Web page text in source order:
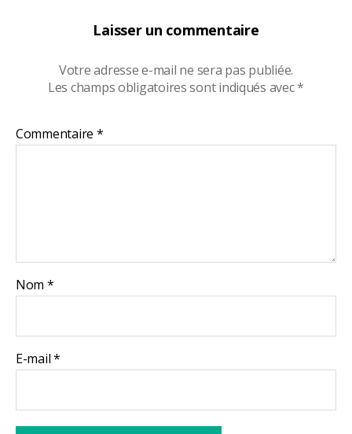
Laisser un commentaire
Votre adresse e-mail ne sera pas publiée.
Les champs obligatoires sont indiqués avec*
Commentaire *
Nom *
E-mail*